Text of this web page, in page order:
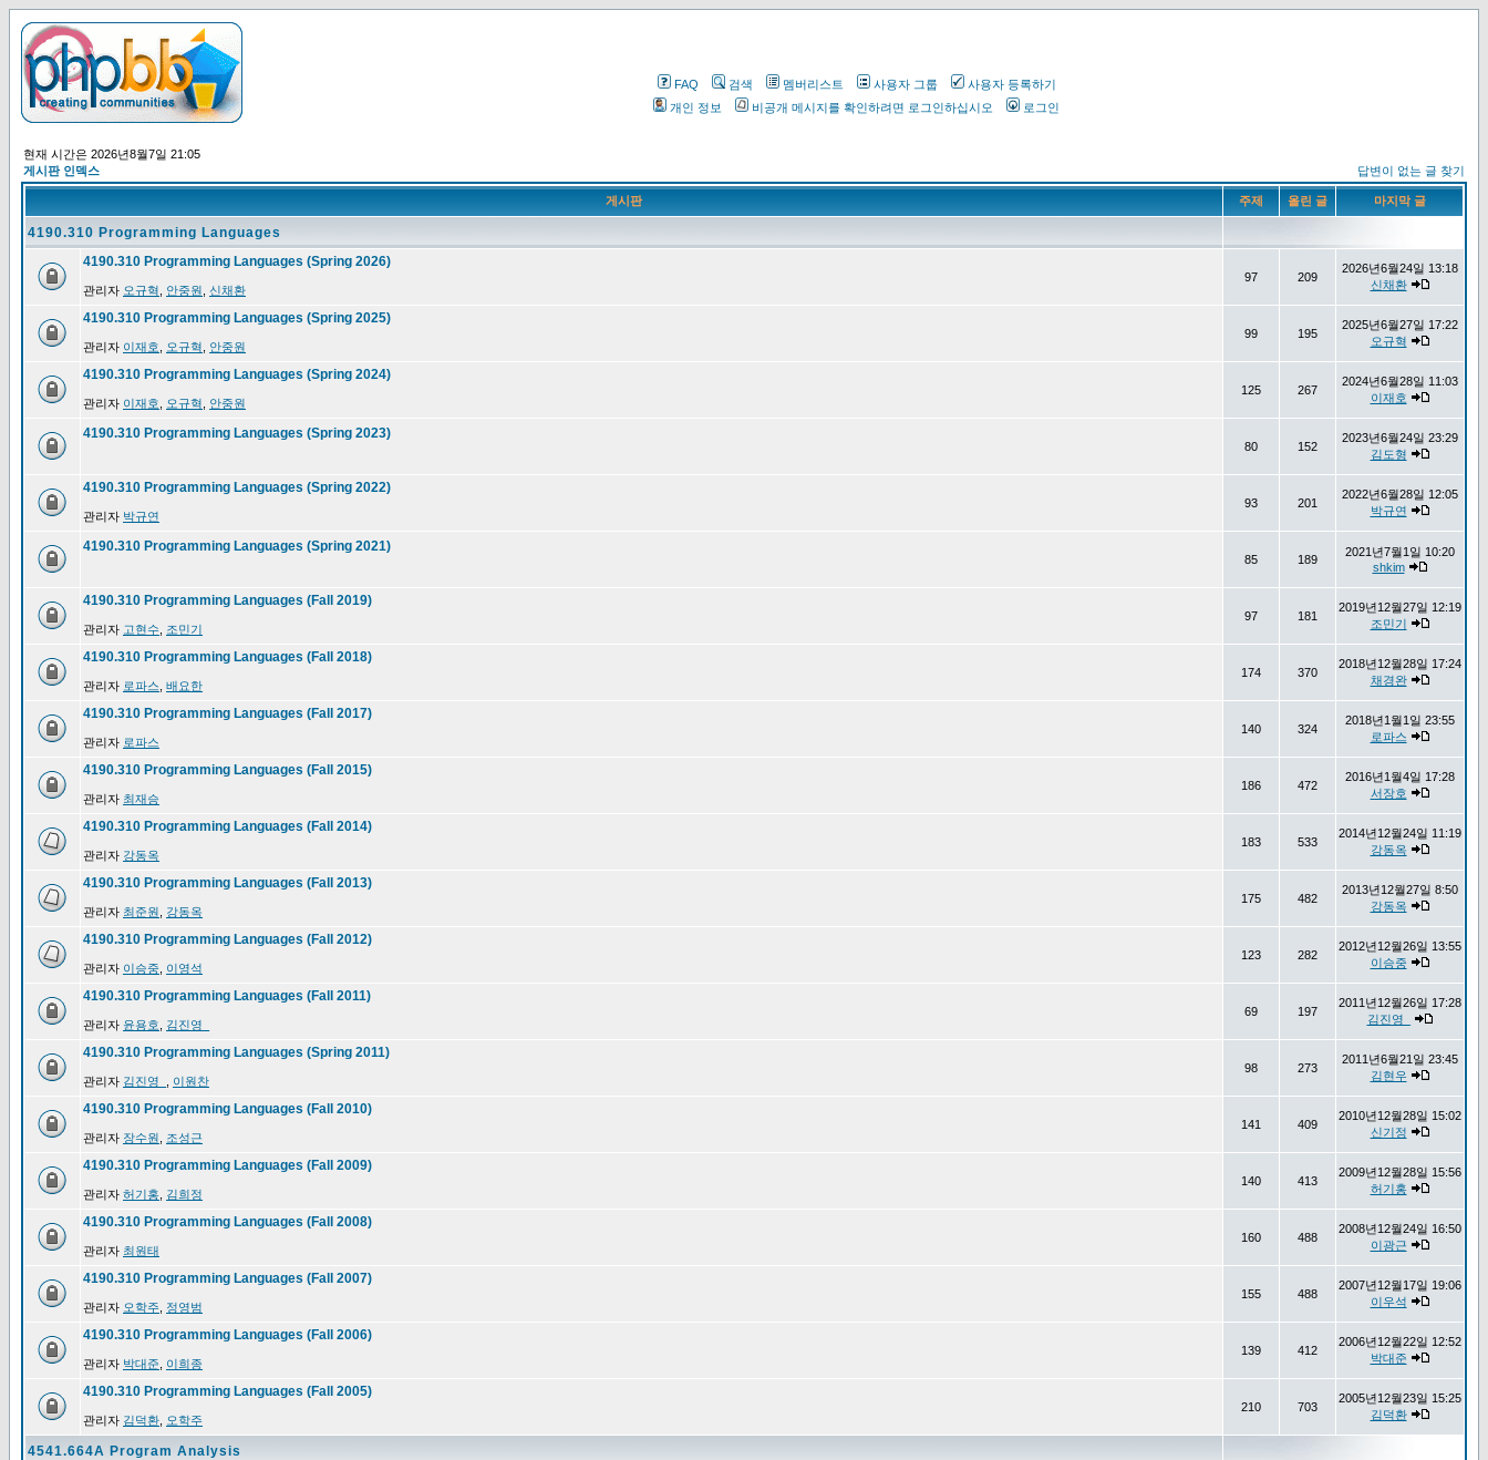
FAQ 검색 멤버리스트 사용자 그룹
사용자 등록하기
개인 정보
비공개 메시지를 확인하려면 로그인하십시오 로그인
현재 시간은 2026년8월7일 21:05
게시판 인덱스
답변이 없는 글 찾기
게시판 주제 올린 글 마지막 글
4190.310 Programming Languages
4190.310 Programming Languages (Spring 2026)
관리자 오규혁 안중원 신채환
97 209
2026년6월24일 13:18
신채환
4190.310 Programming Languages (Spring 2025)
관리자 이재호 오규혁 안중원
99 195
2025년6월27일 17:22
오규혁
4190.310 Programming Languages (Spring 2024)
관리자 이재호 오규혁 안중원
125 267
2024년6월28일 11:03
이재호
4190.310 Programming Languages (Spring 2023)
80 152
2023년6월24일 23:29
김도형
4190.310 Programming Languages (Spring 2022)
관리자 박규연
93 201
2022년6월28일 12:05
박규연
4190.310 Programming Languages (Spring 2021)
85 189
2021년7월1일 10:20
shkim
4190.310 Programming Languages (Fall 2019)
관리자 고현수 조민기
97 181
2019년12월27일 12:19
조민기
4190.310 Programming Languages (Fall 2018)
관리자 로파스 배요한
174 370
2018년12월28일 17:24
채경완
4190.310 Programming Languages (Fall 2017)
관리자 로파스
140 324
2018년1월1일 23:55
로파스
4190.310 Programming Languages (Fall 2015)
관리자 최재승
186 472
2016년1월4일 17:28
서장호
4190.310 Programming Languages (Fall 2014)
관리자 강동옥
183 533
2014년12월24일 11:19
강동옥
4190.310 Programming Languages (Fall 2013)
관리자 최준원 강동옥
175 482
2013년12월27일 8:50
강동옥
4190.310 Programming Languages (Fall 2012)
관리자 이승중 이영석
123 282
2012년12월26일 13:55
이승중
4190.310 Programming Languages (Fall 2011)
관리자 윤용호 김진영_
69 197
2011년12월26일 17:28
김진영_
4190.310 Programming Languages (Spring 2011)
관리자 김진영_ 이원찬
98 273
2011년6월21일 23:45
김현우
4190.310 Programming Languages (Fall 2010)
관리자 장수원 조성근
141 409
2010년12월28일 15:02
신기정
4190.310 Programming Languages (Fall 2009)
관리자 허기홍 김희정
140 413
2009년12월28일 15:56
허기홍
4190.310 Programming Languages (Fall 2008)
관리자 최원태
160 488
2008년12월24일 16:50
이광근
4190.310 Programming Languages (Fall 2007)
관리자 오학주 정영범
155 488
2007년12월17일 19:06
이우석
4190.310 Programming Languages (Fall 2006)
관리자 박대준 이희종
139 412
2006년12월22일 12:52
박대준
4190.310 Programming Languages (Fall 2005)
관리자 김덕환 오학주
210 703
2005년12월23일 15:25
김덕환
4541.664A Program Analysis